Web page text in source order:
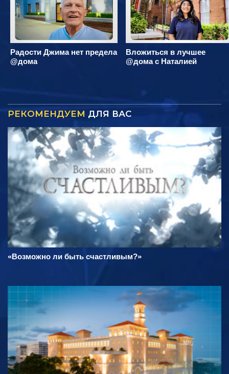
Радости Джима нет предела
@дома
Вложиться в лучшее
@дома с Наталией
РЕКОМЕНДУЕМ ДЛЯ ВАС
«Возможно ли быть счастливым?»